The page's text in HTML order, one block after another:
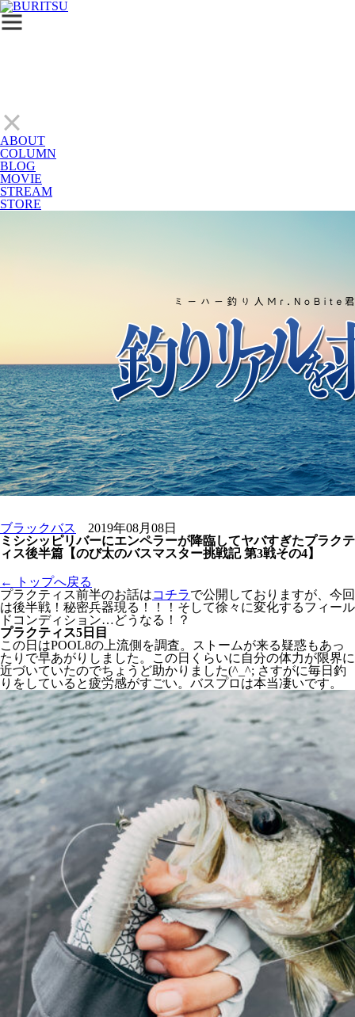
ABOUT
COLUMN
BLOG
MOVIE
STREAM
STORE
ブラックバス
2019年08月08日
ミシシッピリバーにエンペラーが降臨してヤバすぎたプラクテ
ィス後半篇【のび太のバスマスター挑戦記 第3戦その4】
← トップへ戻る
プラクティス前半のお話はコチラで公開しておりますが、今回
は後半戦！秘密兵器現る！！！そして徐々に変化するフィール
ドコンディション…どうなる！？
プラクティス5日目
この日はPOOL8の上流側を調査。ストームが来る疑惑もあっ
たりで早あがりしました。この日くらいに自分の体力が限界に
近づいていたのでちょうど助かりました(^_^; さすがに毎日釣
りをしていると疲労感がすごい。バスプロは本当凄いです。